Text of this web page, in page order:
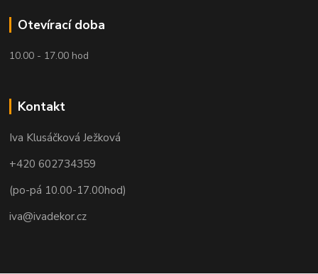
Otevírací doba
10.00 - 17.00 hod
Kontakt
Iva Klusáčková Ježková
+420 602734359
(po-pá 10.00-17.00hod)
iva@ivadekor.cz